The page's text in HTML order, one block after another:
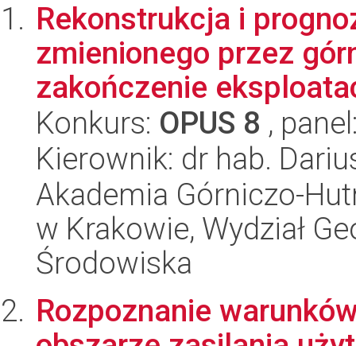
Rekonstrukcja i
zmienionego przez
zakończenie
Konkurs: OPUS 8 ,
Kierownik: dr hab.
Akademia Górniczo-
w Krakowie, Wydział
Środowiska
Rozpoznanie